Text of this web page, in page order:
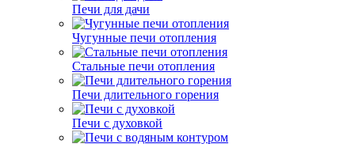
Печи для дачи
Чугунные печи отопления
Стальные печи отопления
Печи длительного горения
Печи с духовкой